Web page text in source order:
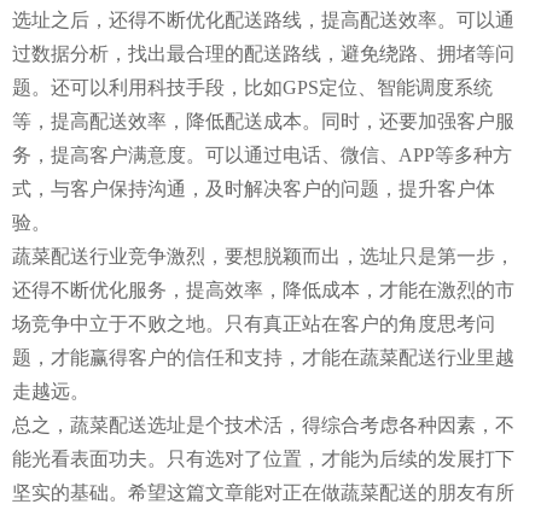
选址之后，还得不断优化配送路线，提高配送效率。可以通
过数据分析，找出最合理的配送路线，避免绕路、拥堵等问
题。还可以利用科技手段，比如GPS定位、智能调度系统
等，提高配送效率，降低配送成本。同时，还要加强客户服
务，提高客户满意度。可以通过电话、微信、APP等多种方
式，与客户保持沟通，及时解决客户的问题，提升客户体
验。
蔬菜配送行业竞争激烈，要想脱颖而出，选址只是第一步，
还得不断优化服务，提高效率，降低成本，才能在激烈的市
场竞争中立于不败之地。只有真正站在客户的角度思考问
题，才能赢得客户的信任和支持，才能在蔬菜配送行业里越
走越远。
总之，蔬菜配送选址是个技术活，得综合考虑各种因素，不
能光看表面功夫。只有选对了位置，才能为后续的发展打下
坚实的基础。希望这篇文章能对正在做蔬菜配送的朋友有所